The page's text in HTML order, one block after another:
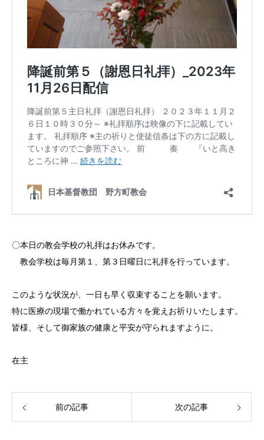
〇本日の教会学校の礼拝はお休みです。
教会学校は毎月第１、第３日曜日に礼拝を行っています。
このような状況が、一日も早く収束することを願います。
特に医療の現場で働かれている方々を覚えお祈りいたします。
皆様、そして御家族の健康と平安が守られますように。
在主
前の記事 次の記事